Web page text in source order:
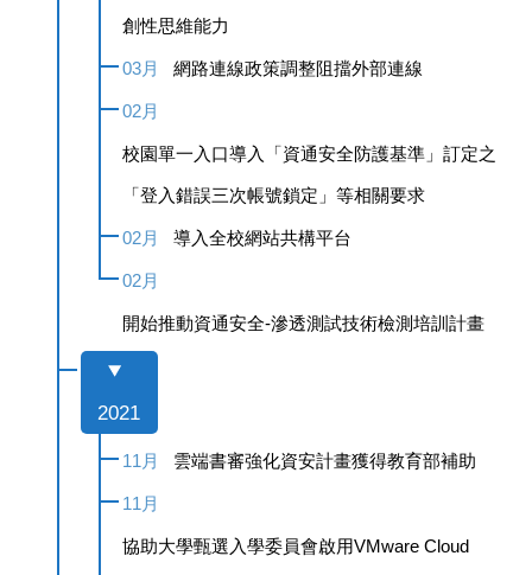
創性思維能力
03月 網路連線政策調整阻擋外部連線
02月
校園單一入口導入「資通安全防護基準」訂定之
「登入錯誤三次帳號鎖定」等相關要求
02月 導入全校網站共構平台
02月
開始推動資通安全-滲透測試技術檢測培訓計畫
2021
11月 雲端書審強化資安計畫獲得教育部補助
11月
協助大學甄選入學委員會啟用VMware Cloud